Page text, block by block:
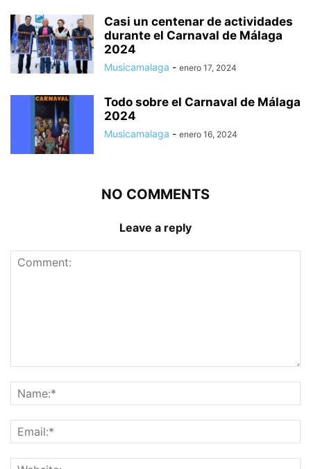
Casi un centenar de actividades
durante el Carnaval de Málaga
2024
Musicamalaga - enero 17, 2024
Todo sobre el Carnaval de Málaga
2024
Musicamalaga - enero 16, 2024
NO COMMENTS
Leave a reply